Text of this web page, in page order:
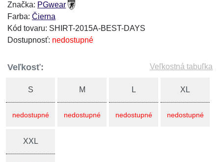
Značka: PGwear
Farba: Čierna
Kód tovaru: SHIRT-2015A-BEST-DAYS
Dostupnosť: nedostupné
Veľkosť: Veľkostná tabuľka
S
nedostupné
M
nedostupné
L
nedostupné
XL
nedostupné
XXL